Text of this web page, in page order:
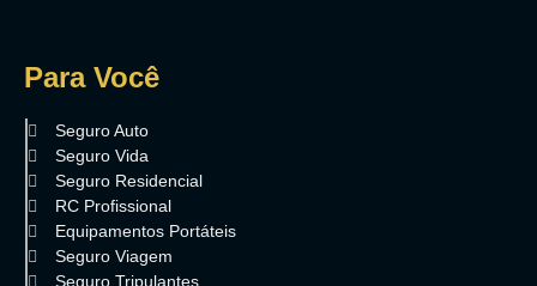
Para Você
Seguro Auto
Seguro Vida
Seguro Residencial
RC Profissional
Equipamentos Portáteis
Seguro Viagem
Seguro Tripulantes